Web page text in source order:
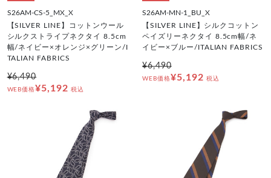
S26AM-CS-5_MX_X
【SILVER LINE】コットンウール
シルクストライプネクタイ 8.5cm
幅/ネイビー×オレンジ×グリーン/I
TALIAN FABRICS
¥6,490
WEB価格¥5,192 税込
S26AM-MN-1_BU_X
【SILVER LINE】シルクコットン
ペイズリーネクタイ 8.5cm幅/ネ
イビー×ブルー/ITALIAN FABRICS
¥6,490
WEB価格¥5,192 税込